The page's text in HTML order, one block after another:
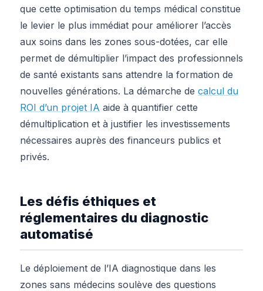
que cette optimisation du temps médical constitue
le levier le plus immédiat pour améliorer l’accès
aux soins dans les zones sous-dotées, car elle
permet de démultiplier l’impact des professionnels
de santé existants sans attendre la formation de
nouvelles générations. La démarche de calcul du
ROI d’un projet IA aide à quantifier cette
démultiplication et à justifier les investissements
nécessaires auprès des financeurs publics et
privés.
Les défis éthiques et
réglementaires du diagnostic
automatisé
Le déploiement de l’IA diagnostique dans les
zones sans médecins soulève des questions